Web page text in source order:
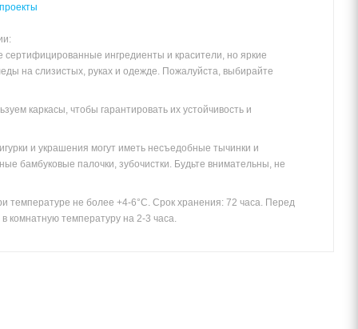
сертифицированные ингредиенты и красители, но яркие
на слизистых, руках и одежде. Пожалуйста, выбирайте
каркасы, чтобы гарантировать их устойчивость и
и украшения могут иметь несъедобные тычинки и
бамбуковые палочки, зубочистки. Будьте внимательны, не
температуре не более +4-6°С. Срок хранения: 72 часа. Перед
комнатную температуру на 2-3 часа.